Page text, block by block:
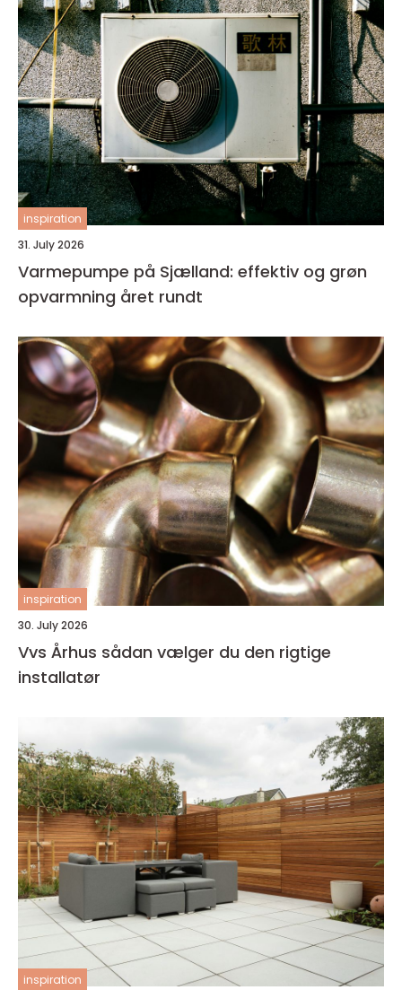
inspiration
31. July 2026
Varmepumpe på Sjælland: effektiv og grøn
opvarmning året rundt
inspiration
30. July 2026
Vvs Århus sådan vælger du den rigtige
installatør
inspiration